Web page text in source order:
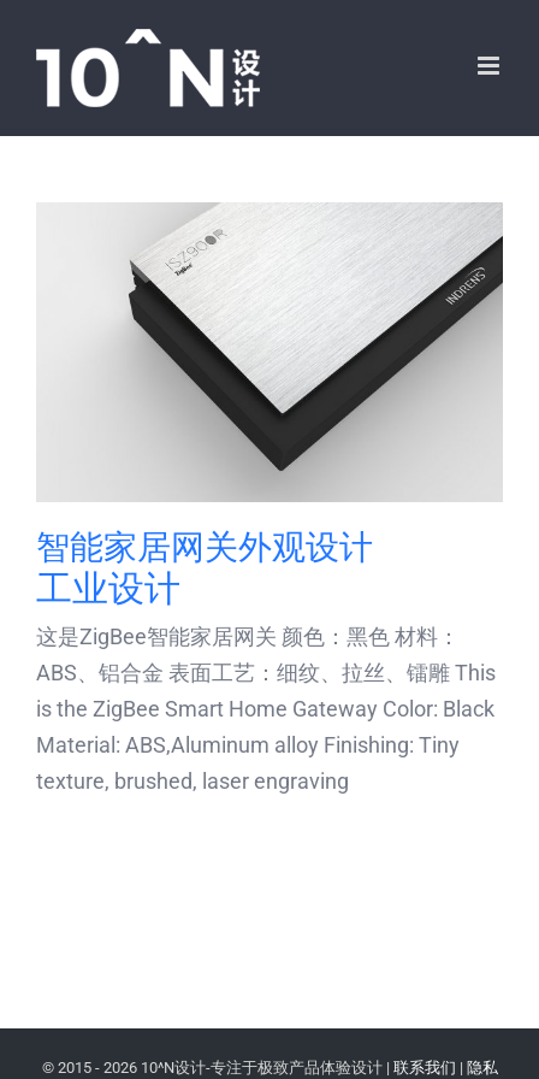
智能家居网关外观设计
工业设计
这是ZigBee智能家居网关 颜色：黑色 材料：
ABS、铝合金 表面工艺：细纹、拉丝、镭雕 This
is the ZigBee Smart Home Gateway Color: Black
Material: ABS,Aluminum alloy Finishing: Tiny
texture, brushed, laser engraving
© 2015 - 2026 10^N设计-专注于极致产品体验设计 | 联系我们 | 隐私